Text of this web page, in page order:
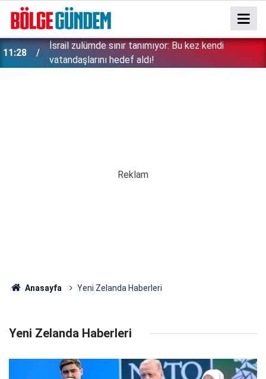
11:17
Erken tatil rezervasyonu mağdurları için Ticaret
bakanlığından uyarı: Kesintisiz iade zorunlu!
Anasayfa Yeni Zelanda Haberleri
Yeni Zelanda Haberleri